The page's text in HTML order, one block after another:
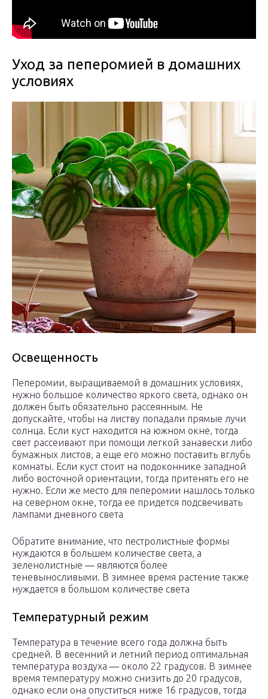
Уход за пеперомией в домашних
условиях
Освещенность
Пеперомии, выращиваемой в домашних условиях,
нужно большое количество яркого света, однако он
должен быть обязательно рассеянным. Не
допускайте, чтобы на листву попадали прямые лучи
солнца. Если куст находится на южном окне, тогда
свет рассеивают при помощи легкой занавески либо
бумажных листов, а еще его можно поставить вглубь
комнаты. Если куст стоит на подоконнике западной
либо восточной ориентации, тогда притенять его не
нужно. Если же место для пеперомии нашлось только
на северном окне, тогда ее придется подсвечивать
лампами дневного света
Обратите внимание, что пестролистные формы
нуждаются в большем количестве света, а
зеленолистные ― являются более
теневыносливыми. В зимнее время растение также
нуждается в большом количестве света
Температурный режим
Температура в течение всего года должна быть
средней. В весенний и летний период оптимальная
температура воздуха ― около 22 градусов. В зимнее
время температуру можно снизить до 20 градусов,
однако если она опуститься ниже 16 градусов, тогда